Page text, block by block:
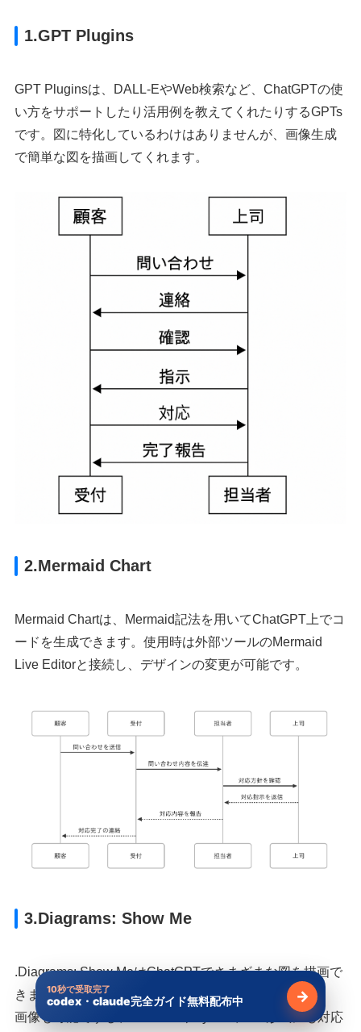
1.GPT Plugins
GPT Pluginsは、DALL-EやWeb検索など、ChatGPTの使
い方をサポートしたり活用例を教えてくれたりするGPTs
です。図に特化しているわけはありませんが、画像生成
で簡単な図を描画してくれます。
2.Mermaid Chart
Mermaid Chartは、Mermaid記法を用いてChatGPT上でコ
ードを生成できます。使用時は外部ツールのMermaid
Live Editorと接続し、デザインの変更が可能です。
3.Diagrams: Show Me
.Diagrams: Show MeはChatGPTでさまざまな図を描画で
きます。
画像も可能ですし、MermaidやPython、csv形式にも対応
10秒で受取完了
codex・claude完全ガイド無料配布中 無料で受け
→